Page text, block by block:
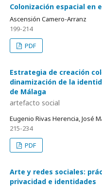
Colonización espacial en
Ascensión Camero-Arranz
199-214
PDF
Estrategia de creación
dinamización de la
de Málaga
artefacto social
Eugenio Rivas Herencia, José
215-234
PDF
Arte y redes sociales:
privacidad e identidades